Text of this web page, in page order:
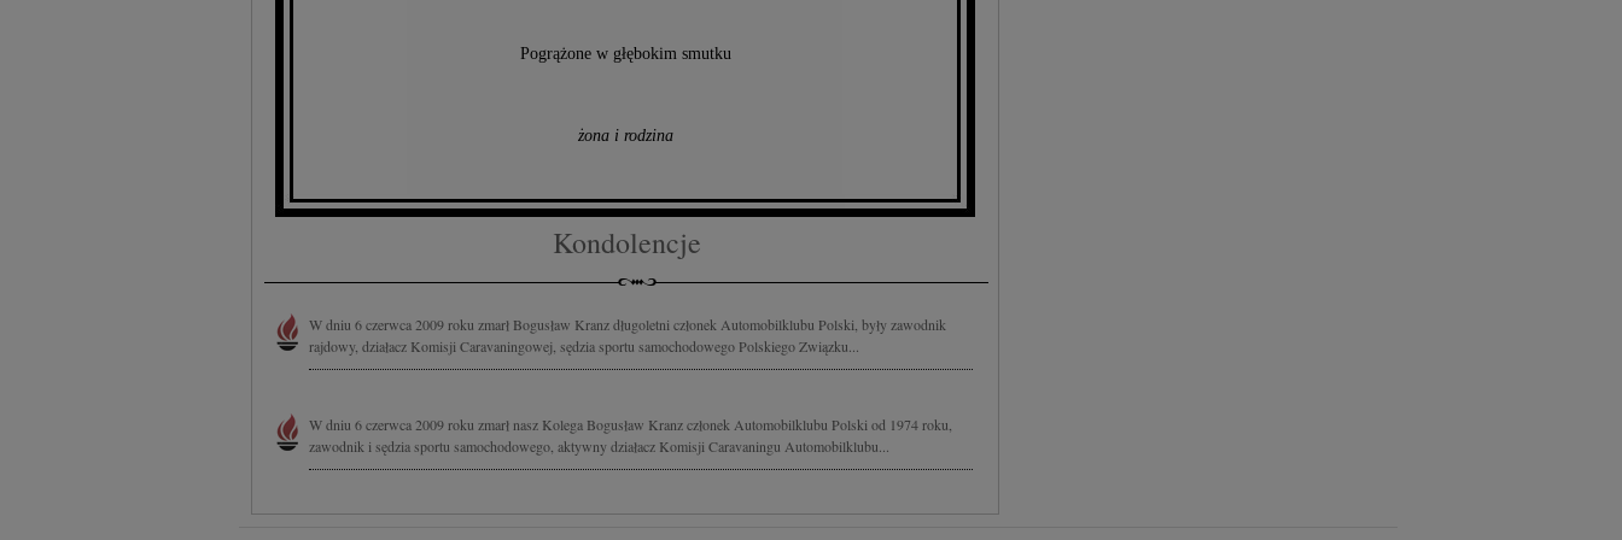
Pogrążone w głębokim smutku
żona i rodzina
Kondolencje
W dniu 6 czerwca 2009 roku zmarł Bogusław Kranz długoletni członek Automobilklubu Polski, były zawodnik
rajdowy, działacz Komisji Caravaningowej, sędzia sportu samochodowego Polskiego Związku...
W dniu 6 czerwca 2009 roku zmarł nasz Kolega Bogusław Kranz członek Automobilklubu Polski od 1974 roku,
zawodnik i sędzia sportu samochodowego, aktywny działacz Komisji Caravaningu Automobilklubu...